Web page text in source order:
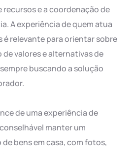
recursos e a coordenação de
A experiência de quem atua
é relevante para orientar sobre
valores e alternativas de
buscando a solução
de uma experiência de
manter um
bens em casa, com fotos,